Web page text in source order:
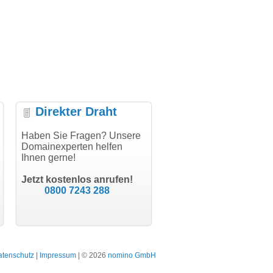
vielen
software GbR
Landau an der Isar
"Vielen Dank für den
AuthCode - hat alles prima
Direkter Draht
Haben Sie Fragen? Unsere
Domainexperten helfen
Ihnen gerne!
Jetzt kostenlos anrufen!
0800 7243 288
Impressum | © 2026 nomino GmbH